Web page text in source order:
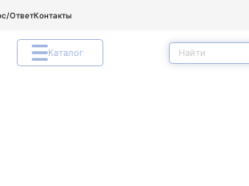
ОтветКонтакты
Каталог